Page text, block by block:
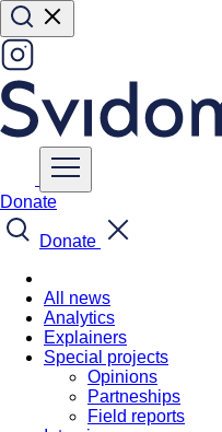
Donate
Donate
All news
Analytics
Explainers
Special projects
Opinions
Partneships
Field reports